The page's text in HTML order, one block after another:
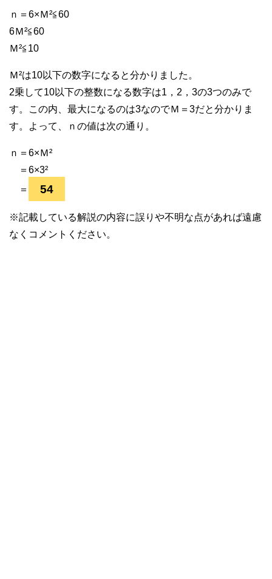
ｎ＝6×Ｍ²≦60
6Ｍ²≦60
Ｍ²≦10
Ｍ²は10以下の数字になると分かりました。
2乗して10以下の整数になる数字は1，2，3の3つのみで
す。この内、最大になるのは3なのでＭ＝3だと分かりま
す。よって、ｎの値は次の通り。
ｎ＝6×Ｍ²
＝6×3²
＝
54
※記載している解説の内容に誤りや不明な点があれば遠慮
なくコメントください。